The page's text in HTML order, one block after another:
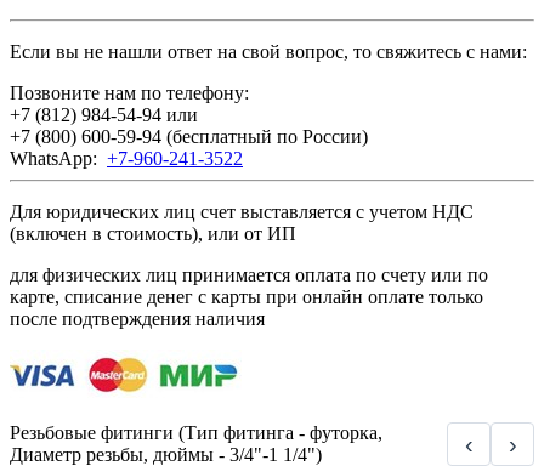
Если вы не нашли ответ на свой вопрос, то свяжитесь с нами:
Позвоните нам по телефону:
+7 (812) 984-54-94 или
+7 (800) 600-59-94 (бесплатный по России)
WhatsApp: +7-960-241-3522
Для юридических лиц счет выставляется с учетом НДС
(включен в стоимость), или от ИП
для физических лиц принимается оплата по счету или по
карте, списание денег с карты при онлайн оплате только
после подтверждения наличия
Резьбовые фитинги (Тип фитинга - футорка,
Диаметр резьбы, дюймы - 3/4"-1 1/4")
‹ ›